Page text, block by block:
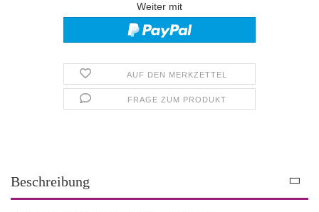
Weiter mit
AUF DEN MERKZETTEL
FRAGE ZUM PRODUKT
Beschreibung